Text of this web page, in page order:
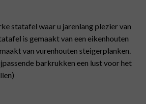
statafel waar u jarenlang plezier van
is gemaakt van een eikenhouten
van vurenhouten steigerplanken.
barkrukken een lust voor het